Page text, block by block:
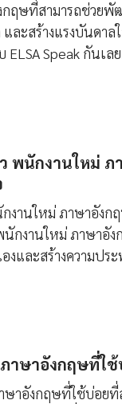
กฤษที่สามารถช่วย
ละสร้างแรงบันดาล
Speak กันเล
พนักงานใหม่ ภ
งานใหม่ ภาษาอังก
กงานใหม่ ภาษาอั
งและสร้างความปร
าษาอังกฤษที่ใ
ษาอังกฤษที่ใช้บ่อย